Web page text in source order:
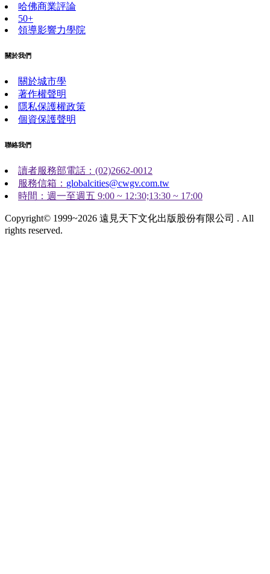
哈佛商業評論
50+
領導影響力學院
關於我們
關於城市學
著作權聲明
隱私保護權政策
個資保護聲明
聯絡我們
讀者服務部電話：(02)2662-0012
服務信箱： globalcities@cwgv.com.tw
時間：週一至週五 9:00 ~ 12:30;13:30 ~ 17:00
Copyright© 1999~2026 遠見天下文化出版股份有限公司 . All
rights reserved.